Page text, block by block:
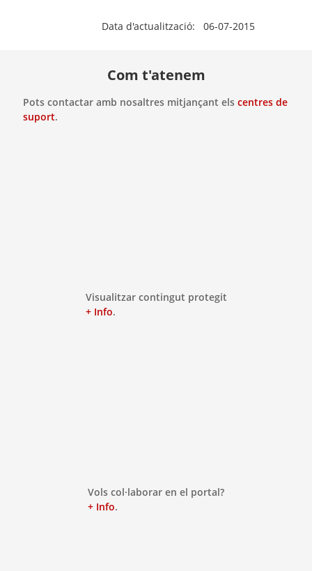
Data d'actualització: 06-07-2015
Com t'atenem
Pots contactar amb nosaltres mitjançant els centres de
suport.
Visualitzar contingut protegit
+ Info.
Vols col·laborar en el portal?
+ Info.